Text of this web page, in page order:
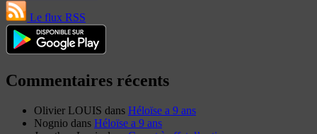
Le flux RSS
Commentaires récents
Olivier LOUIS dans Héloïse a 9 ans
Nognio dans Héloïse a 9 ans